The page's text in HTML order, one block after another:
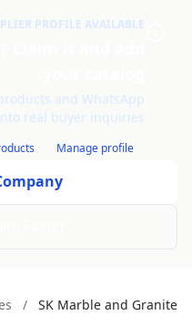
PROFILE AVAILABLE
and WhatsApp
real buyer inquiries.
Manage profile
/ SK Marble and Granite